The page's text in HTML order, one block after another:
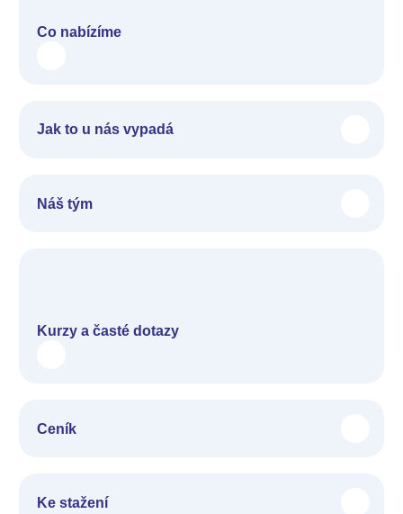
Co nabízíme
Jak to u nás vypadá
Náš tým
Kurzy a časté dotazy
Ceník
Ke stažení